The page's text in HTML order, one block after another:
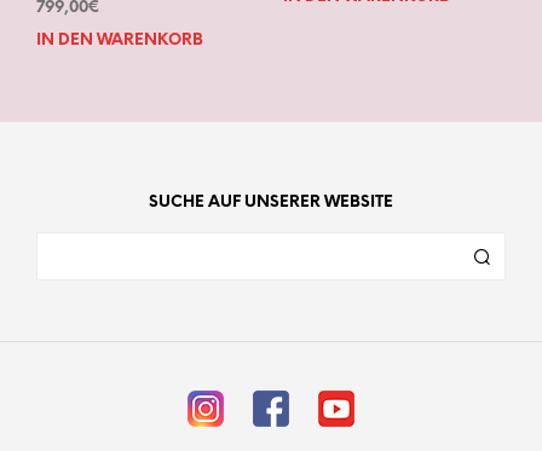
799,00€
IN DEN WARENKORB
SUCHE AUF UNSERER WEBSITE